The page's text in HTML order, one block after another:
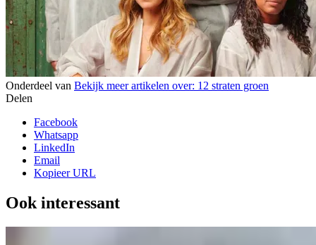
Onderdeel van Bekijk meer artikelen over: 12 straten groen
Delen
Facebook
Whatsapp
LinkedIn
Email
Kopieer URL
Ook interessant